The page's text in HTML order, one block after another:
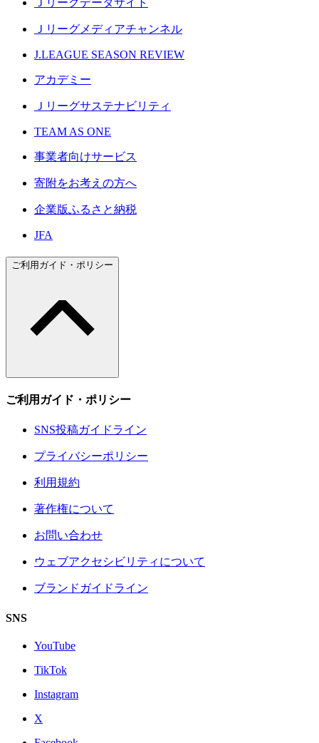
Ｊリーグメディアチャンネル
J.LEAGUE SEASON REVIEW
アカデミー
Ｊリーグサステナビリティ
TEAM AS ONE
事業者向けサービス
寄附をお考えの方へ
企業版ふるさと納税
JFA
ご利用ガイド・ポリシー
ご利用ガイド・ポリシー
SNS投稿ガイドライン
プライバシーポリシー
利用規約
著作権について
お問い合わせ
ウェブアクセシビリティについて
ブランドガイドライン
SNS
YouTube
TikTok
Instagram
X